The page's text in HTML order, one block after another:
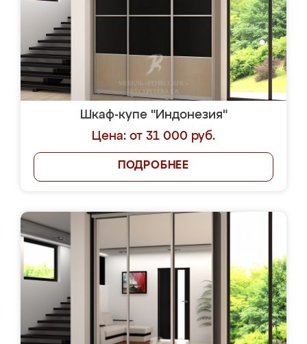
Шкаф-купе "Индонезия"
Цена: от 31 000 руб.
ПОДРОБНЕЕ